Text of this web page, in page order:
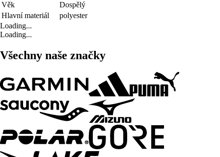
Věk
Dospělý
Hlavní materiál
polyester
Loading...
Loading...
Všechny naše značky